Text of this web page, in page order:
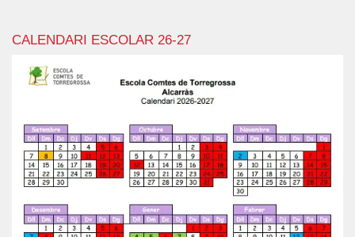
CALENDARI ESCOLAR 26-27